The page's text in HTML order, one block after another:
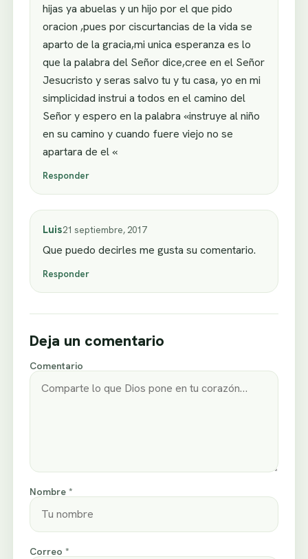
hijas ya abuelas y un hijo por el que pido
oracion ,pues por ciscurtancias de la vida se
aparto de la gracia,mi unica esperanza es lo
que la palabra del Señor dice,cree en el Señor
Jesucristo y seras salvo tu y tu casa, yo en mi
simplicidad instrui a todos en el camino del
Señor y espero en la palabra «instruye al niño
en su camino y cuando fuere viejo no se
apartara de el «
Responder
Luis21 septiembre, 2017
Que puedo decirles me gusta su comentario.
Responder
Deja un comentario
Comentario
Nombre *
Correo *